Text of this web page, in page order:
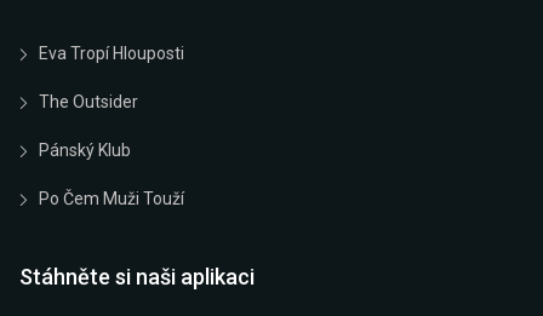
Eva Tropí Hlouposti
The Outsider
Pánský Klub
Po Čem Muži Touží
Stáhněte si naši aplikaci